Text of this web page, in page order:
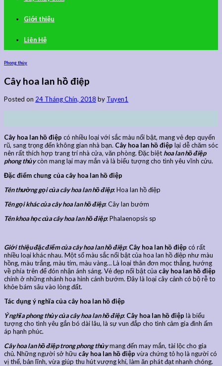
Giới thiệu
Liên Hệ
Phong thủy
Cây hoa lan hồ điệp
Posted on 24 Tháng Chín, 2018 by Tuyen1
Cây hoa lan hồ điệp có nhiều loại với sắc màu nổi bật, mang vẻ đẹp quyến
rũ, sang trọng đến không gian nhà bạn. Cây hoa lan hồ điệp lại dễ chăm sóc
nên rất thích hợp trang trí nhà cửa, văn phòng. Đặc biệt hoa lan hồ điệp
phong thủycòn mang lại may mắn và là biểu tượng cho tình yêu vĩnh cửu.
Đặc điểm chung của cây hoa lan hồ điệp
Tên thường gọi của cây hoa lan hồ điệp: Hoa lan hồ điệp
Tên gọi khác của cây hoa lan hồ điệp: Cây lan bướm
Tên khoa học của cây hoa lan hồ điệp: Phalaenopsis sp
Giới thiệu đặc điểm của cây hoa lan hồ điệp: Cây hoa lan hồ điệp có rất
nhiều loại khác nhau. Một số màu sắc nổi bật của hoa lan hồ điệp như màu
hồng, màu trắng, màu tím, màu vàng… Là loại thân đơn mọc thẳng, hướng
về phía trên để đón nhận ánh sáng. Vẻ đẹp nổi bật của cây hoa lan hồ điệp
chính ở những nhánh hoa hình cánh bướm. Đây là loại cây cảnh có bộ rễ to
khỏe bám sâu vào lòng đất.
Tác dụng ý nghĩa của cây hoa lan hồ điệp
Ý nghĩa phong thủy của cây hoa lan hồ điệp: Cây hoa lan hồ điệp là biểu
tượng cho tình yêu gắn bó dài lâu, là sự vun đắp cho tình cảm gia đình ấm
áp hạnh phúc.
Cây hoa lan hồ điệp trong phong thủymang đến may mắn, tài lộc cho gia
chủ. Những người sở hữu cây hoa lan hồ điệp vừa chứng tỏ họ là người có
vị thế, bản lĩnh, vừa giúp thu hút vượng khí, làm ăn phát đạt nhanh chóng.